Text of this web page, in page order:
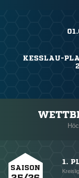
KESSLAU-
SAISON
1.